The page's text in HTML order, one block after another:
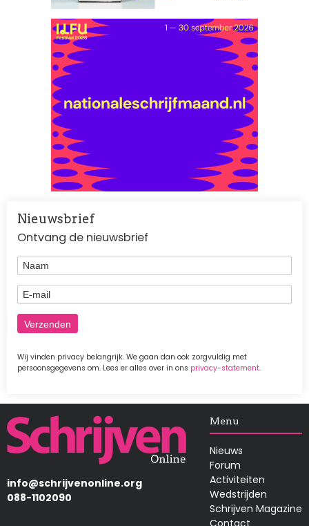
Nieuwsbrief
Ontvang de nieuwsbrief
Naam
E-mail
Wij vinden privacy belangrijk. We gaan dan ook zorgvuldig met
persoonsgegevens om. Lees er alles over in ons privacy-statement.
Afbeelding
info@schrijvenonline.org
088-1102090
Menu
Nieuws
Forum
Activiteiten
Wedstrijden
Schrijven Magazine
Contact